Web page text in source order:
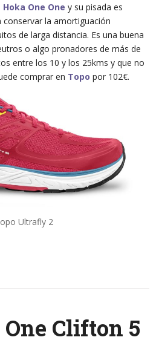
Hoka One One y su pisada es
conservar la amortiguación
de larga distancia. Es una buena
o algo pronadores de más de
entre los 10 y los 25kms y que no
comprar en Topo por 102€.
Ultrafly 2
Clifton 5